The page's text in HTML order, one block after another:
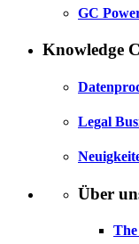
GC
Knowledge
Legal
Über